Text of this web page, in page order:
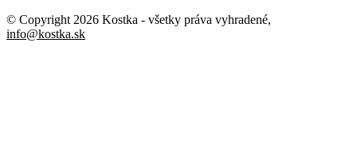
© Copyright 2026 Kostka - všetky práva vyhradené,
info@kostka.sk